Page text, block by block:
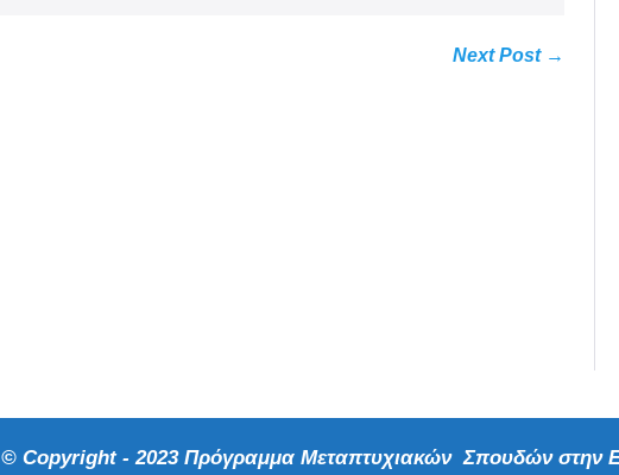
Next Post →
© Copyright - 2023 Πρόγραμμα Μεταπτυχιακών Σπουδών στην